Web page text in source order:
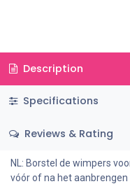
Description
Specifications
Reviews & Rating
NL: Borstel de wimpers
vóór of na het